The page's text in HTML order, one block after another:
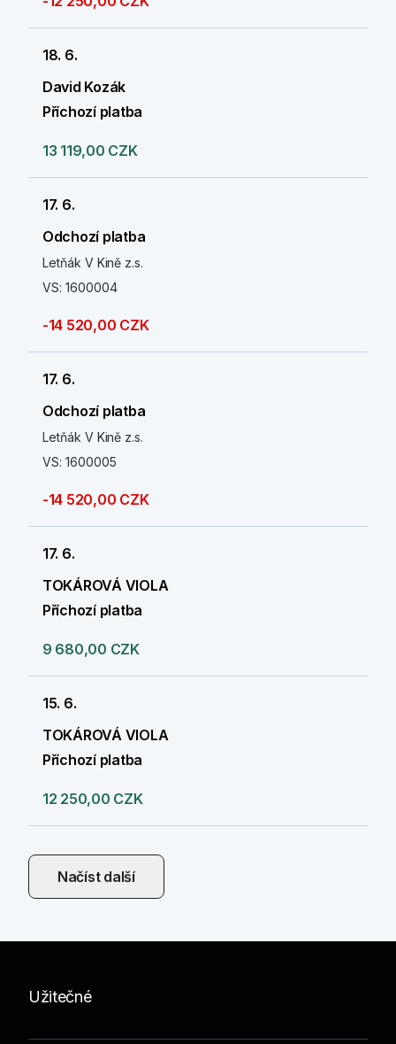
18. 6.
David Kozák
Příchozí platba
13 119,00 CZK
17. 6.
Odchozí platba
Letňák V Kině z.s.
VS: 1600004
-14 520,00 CZK
17. 6.
Odchozí platba
Letňák V Kině z.s.
VS: 1600005
-14 520,00 CZK
17. 6.
TOKÁROVÁ VIOLA
Příchozí platba
9 680,00 CZK
15. 6.
TOKÁROVÁ VIOLA
Příchozí platba
12 250,00 CZK
Načíst další
Užitečné